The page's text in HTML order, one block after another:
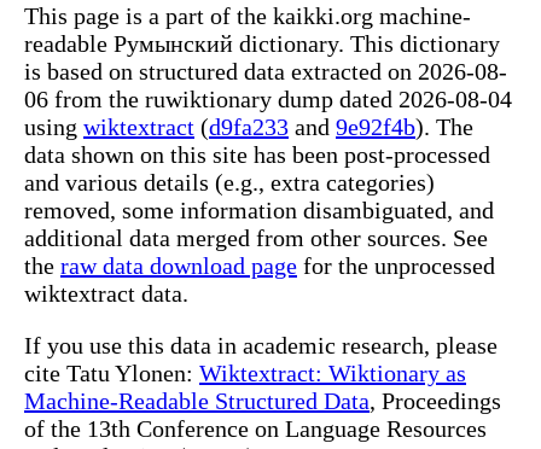
This page is a part of the kaikki.org machine-
readable Румынский dictionary. This dictionary
is based on structured data extracted on 2026-08-
06 from the ruwiktionary dump dated 2026-08-04
using wiktextract (d9fa233 and 9e92f4b). The
data shown on this site has been post-processed
and various details (e.g., extra categories)
removed, some information disambiguated, and
additional data merged from other sources. See
the raw data download page for the unprocessed
wiktextract data.
If you use this data in academic research, please
cite Tatu Ylonen: Wiktextract: Wiktionary as
Machine-Readable Structured Data, Proceedings
of the 13th Conference on Language Resources